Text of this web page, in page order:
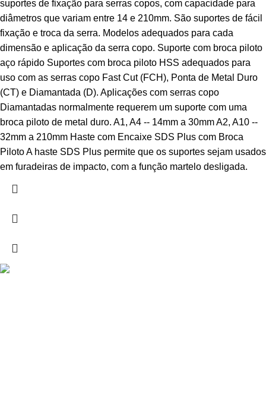
suportes de fixação para serras copos, com capacidade para
diâmetros que variam entre 14 e 210mm. São suportes de fácil
fixação e troca da serra. Modelos adequados para cada
dimensão e aplicação da serra copo. Suporte com broca piloto
aço rápido Suportes com broca piloto HSS adequados para
uso com as serras copo Fast Cut (FCH), Ponta de Metal Duro
(CT) e Diamantada (D). Aplicações com serras copo
Diamantadas normalmente requerem um suporte com uma
broca piloto de metal duro. A1, A4 -- 14mm a 30mm A2, A10 --
32mm a 210mm Haste com Encaixe SDS Plus com Broca
Piloto A haste SDS Plus permite que os suportes sejam usados
em furadeiras de impacto, com a função martelo desligada.